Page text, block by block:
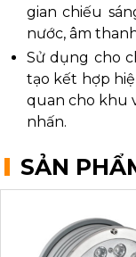
gian chiếu
nước, âm
Sử dụng cho
tạo kết hợp
quan cho khu
nhấn.
SẢN